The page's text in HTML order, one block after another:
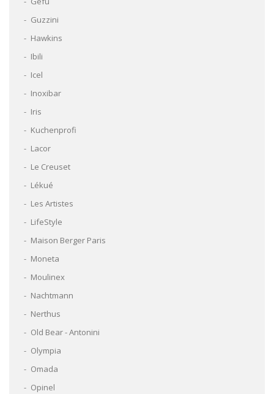
Guzzini
Hawkins
Ibili
Icel
Inoxibar
Iris
Kuchenprofi
Lacor
Le Creuset
Lékué
Les Artistes
LifeStyle
Maison Berger Paris
Moneta
Moulinex
Nachtmann
Nerthus
Old Bear - Antonini
Olympia
Omada
Opinel